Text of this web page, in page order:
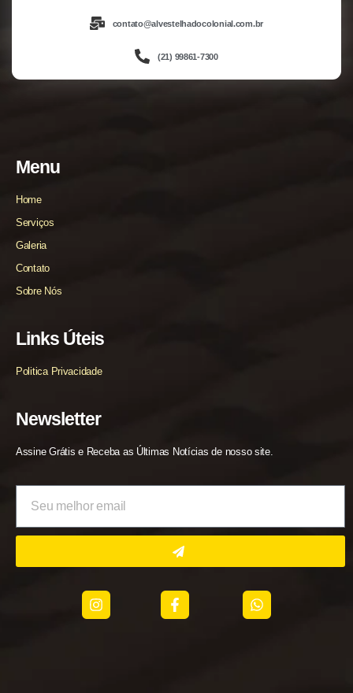
contato@alvestelhadocolonial.com.br
(21) 99861-7300
Menu
Home
Serviços
Galeria
Contato
Sobre Nós
Links Úteis
Politica Privacidade
Newsletter
Assine Grátis e Receba as Últimas Notícias de nosso site.